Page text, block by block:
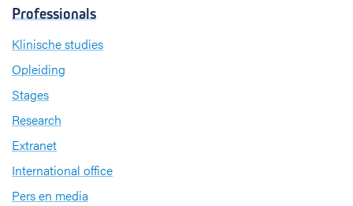
Professionals
Klinische studies
Opleiding
Stages
Research
Extranet
International office
Pers en media